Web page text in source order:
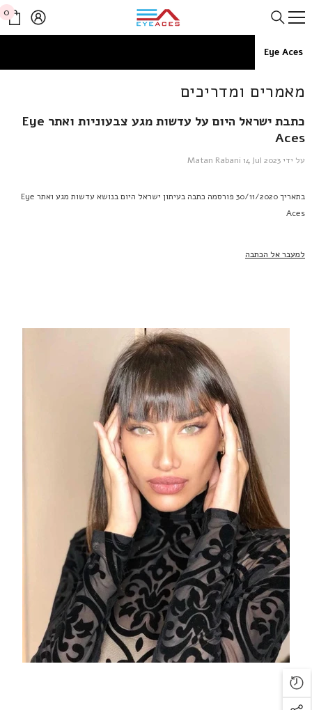
דלג לתוכן 0
0
Eye Aces
מאמרים ומדריכים
כתבת ישראל היום על עדשות מגע צבעוניות ואתר Eye
Aces
על ידי Matan Rabani 14 Jul 2023
בתאריך 30/11/2020 פורסמה כתבה בעיתון ישראל היום בנושא עדשות מגע ואתר Eye
Aces
למעבר אל הכתבה